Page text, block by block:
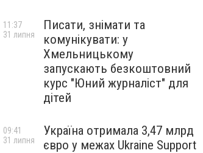
Писати, знімати та
комунікувати: у
Хмельницькому
запускають безкоштовний
курс "Юний журналіст" для
дітей
11:37
31 липня
Україна отримала 3,47 млрд
євро у межах Ukraine Support
09:41
31 липня